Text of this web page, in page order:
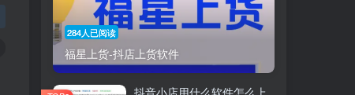
284人已阅读
福星上货-抖店上货软件
抖音小店用什么软件怎么上